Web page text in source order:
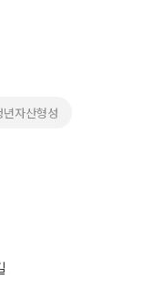
년자산형성